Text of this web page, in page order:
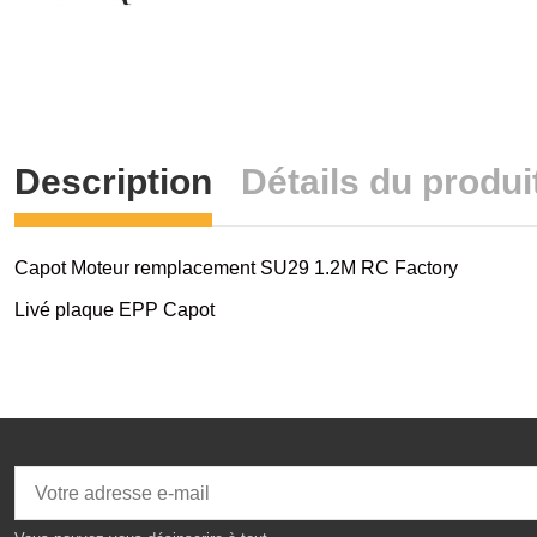
Description Détails du
Capot Moteur remplacement SU29 1.2M RC Factory
Livé plaque EPP Capot